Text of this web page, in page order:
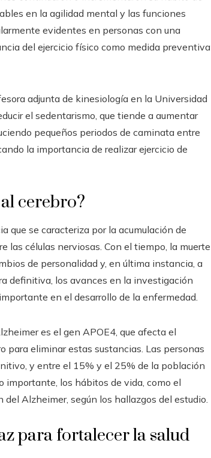
en la agilidad mental y las funciones
evidentes en personas con una
del ejercicio físico como medida preventiva
adjunta de kinesiología en la Universidad
el sedentarismo, que tiende a aumentar
pequeños periodos de caminata entre
la importancia de realizar ejercicio de
cerebro?
que se caracteriza por la acumulación de
las células nerviosas. Con el tiempo, la muerte
de personalidad y, en última instancia, a
definitiva, los avances en la investigación
en el desarrollo de la enfermedad.
es el gen APOE4, que afecta el
para eliminar estas sustancias. Las personas
y entre el 15% y el 25% de la población
importante, los hábitos de vida, como el
Alzheimer, según los hallazgos del estudio.
para fortalecer la salud